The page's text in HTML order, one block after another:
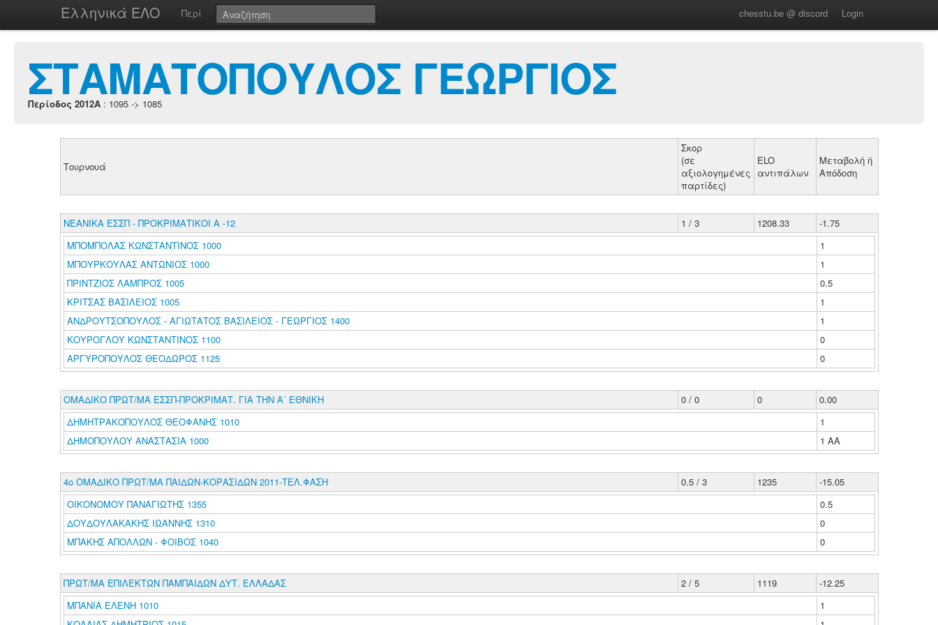
Ελληνικά ΕΛΟ Περί chesstu.be @ discord Login
ΣΤΑΜΑΤΟΠΟΥΛΟΣ ΓΕΩΡΓΙΟΣ
Περίοδος 2012A : 1095 -> 1085
Τουρνουά
Σκορ
(σε
αξιολογημένες
παρτίδες)
ELO
αντιπάλων
Μεταβολή ή
Απόδοση
ΝΕΑΝΙΚΑ ΕΣΣΠ - ΠΡΟΚΡΙΜΑΤΙΚΟΙ Α -12 1 / 3 1208.33
-1.75
ΜΠΟΜΠΟΛΑΣ ΚΩΝΣΤΑΝΤΙΝΟΣ 1000
1
ΜΠΟΥΡΚΟΥΛΑΣ ΑΝΤΩΝΙΟΣ 1000
1
ΠΡΙΝΤΖΙΟΣ ΛΑΜΠΡΟΣ 1005
0.5
ΚΡΙΤΣΑΣ ΒΑΣΙΛΕΙΟΣ 1005
1
ΑΝΔΡΟΥΤΣΟΠΟΥΛΟΣ - ΑΓΙΩΤΑΤΟΣ ΒΑΣΙΛΕΙΟΣ - ΓΕΩΡΓΙΟΣ 1400
1
ΚΟΥΡΟΓΛΟΥ ΚΩΝΣΤΑΝΤΙΝΟΣ 1100
0
ΑΡΓΥΡΟΠΟΥΛΟΣ ΘΕΟΔΩΡΟΣ 1125
0
ΟΜΑΔΙΚΟ ΠΡΩΤ/ΜΑ ΕΣΣΠ-ΠΡΟΚΡΙΜΑΤ. ΓΙΑ ΤΗΝ Α΄ ΕΘΝΙΚΗ 0 / 0 0
0.00
ΔΗΜΗΤΡΑΚΟΠΟΥΛΟΣ ΘΕΟΦΑΝΗΣ 1010
1
ΔΗΜΟΠΟΥΛΟΥ ΑΝΑΣΤΑΣΙΑ 1000
1 ΑΑ
4ο ΟΜΑΔΙΚΟ ΠΡΩΤ/ΜΑ ΠΑΙΔΩΝ-ΚΟΡΑΣΙΔΩΝ 2011-ΤΕΛ.ΦΑΣΗ 0.5 / 3 1235
-15.05
ΟΙΚΟΝΟΜΟΥ ΠΑΝΑΓΙΩΤΗΣ 1355
0.5
ΔΟΥΔΟΥΛΑΚΑΚΗΣ ΙΩΑΝΝΗΣ 1310
0
ΜΠΑΚΗΣ ΑΠΟΛΛΩΝ - ΦΟΙΒΟΣ 1040
0
ΠΡΩΤ/ΜΑ ΕΠΙΛΕΚΤΩΝ ΠΑΜΠΑΙΔΩΝ ΔΥΤ. ΕΛΛΑΔΑΣ 2 / 5 1119
-12.25
ΜΠΑΝΙΑ ΕΛΕΝΗ 1010
1